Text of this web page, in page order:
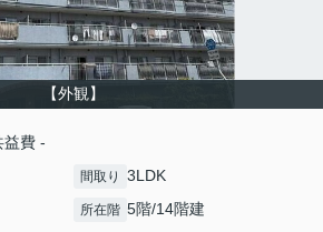
【外観】
益費 -
間取り 3LDK
所在階 5階/14階建